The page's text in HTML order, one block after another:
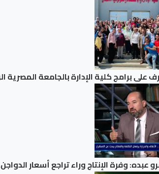
على برامج كلية الإدارة بالجامعة
عبده: وفرة الإنتاج وراء تراجع أسعار